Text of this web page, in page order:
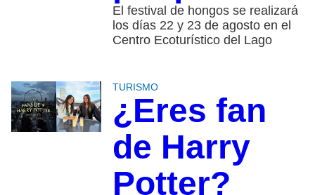
El festival de hongos se realizará
los días 22 y 23 de agosto en el
Centro Ecoturístico del Lago
TURISMO
¿Eres fan
de Harry
Potter?